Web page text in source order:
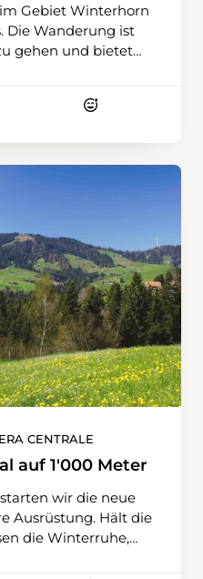
Gebiet Winterhorn
Die Wanderung ist
gehen und bietet
und Pizzo
Früher war
deren Skilifte seit
und die Walliser
verabschiedet sich
der Obwaldner
ein riesengrosses
Einsatz.
CENTRALE
auf 1'000 Meter
wir die neue
Ausrüstung. Hält die
die Winterruhe,